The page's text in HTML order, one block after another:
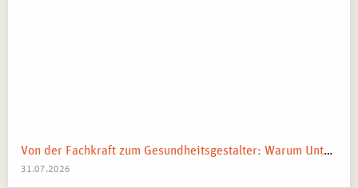
Von der Fachkraft zum Gesundheitsgestalter: Warum Unternehmen 2026 Business Health Coaches brauchen
31.07.2026